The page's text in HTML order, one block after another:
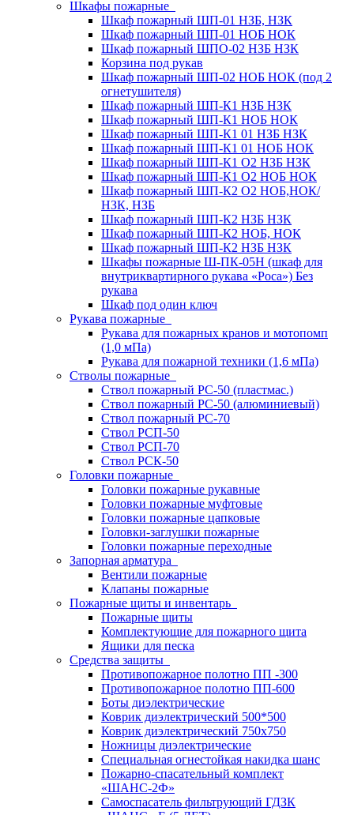
Шкафы пожарные
Шкаф пожарный ШП-01 НЗБ, НЗК
Шкаф пожарный ШП-01 НОБ НОК
Шкаф пожарный ШПО-02 НЗБ НЗК
Корзина под рукав
Шкаф пожарный ШП-02 НОБ НОК (под 2
огнетушителя)
Шкаф пожарный ШП-К1 НЗБ НЗК
Шкаф пожарный ШП-К1 НОБ НОК
Шкаф пожарный ШП-К1 01 НЗБ НЗК
Шкаф пожарный ШП-К1 01 НОБ НОК
Шкаф пожарный ШП-К1 О2 НЗБ НЗК
Шкаф пожарный ШП-К1 О2 НОБ НОК
Шкаф пожарный ШП-К2 О2 НОБ,НОК/
НЗК, НЗБ
Шкаф пожарный ШП-К2 НЗБ НЗК
Шкаф пожарный ШП-К2 НОБ, НОК
Шкаф пожарный ШП-К2 НЗБ НЗК
Шкафы пожарные Ш-ПК-05Н (шкаф для
внутриквартирного рукава «Роса») Без
рукава
Шкаф под один ключ
Рукава пожарные
Рукава для пожарных кранов и мотопомп
(1,0 мПа)
Рукава для пожарной техники (1,6 мПа)
Стволы пожарные
Ствол пожарный РС-50 (пластмас.)
Ствол пожарный РС-50 (алюминиевый)
Ствол пожарный РС-70
Ствол РСП-50
Ствол РСП-70
Ствол РСК-50
Головки пожарные
Головки пожарные рукавные
Головки пожарные муфтовые
Головки пожарные цапковые
Головки-заглушки пожарные
Головки пожарные переходные
Запорная арматура
Вентили пожарные
Клапаны пожарные
Пожарные щиты и инвентарь
Пожарные щиты
Комплектующие для пожарного щита
Ящики для песка
Средства защиты
Противопожарное полотно ПП -300
Противопожарное полотно ПП-600
Боты диэлектрические
Коврик диэлектрический 500*500
Коврик диэлектрический 750х750
Ножницы диэлектрические
Специальная огнестойкая накидка шанс
Пожарно-спасательный комплект
«ШАНС-2Ф»
Самоспасатель фильтрующий ГДЗК